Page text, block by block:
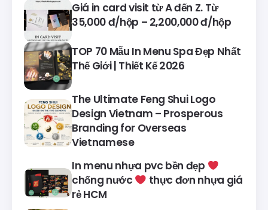
Giá in card visit từ A đến Z. Từ
35,000 đ/hộp – 2,200,000 đ/hộp
TOP 70 Mẫu In Menu Spa Đẹp Nhất
Thế Giới | Thiết Kế 2026
The Ultimate Feng Shui Logo
Design Vietnam – Prosperous
Branding for Overseas
Vietnamese
In menu nhựa pvc bền đẹp
chống nước
thực đơn nhựa giá
rẻ HCM